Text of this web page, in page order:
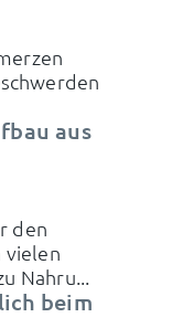
aus
den
vielen
Nahru...
beim